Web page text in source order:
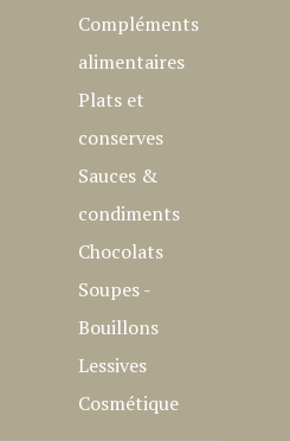
Compléments
alimentaires
Plats et
conserves
Sauces &
condiments
Chocolats
Soupes -
Bouillons
Lessives
Cosmétique